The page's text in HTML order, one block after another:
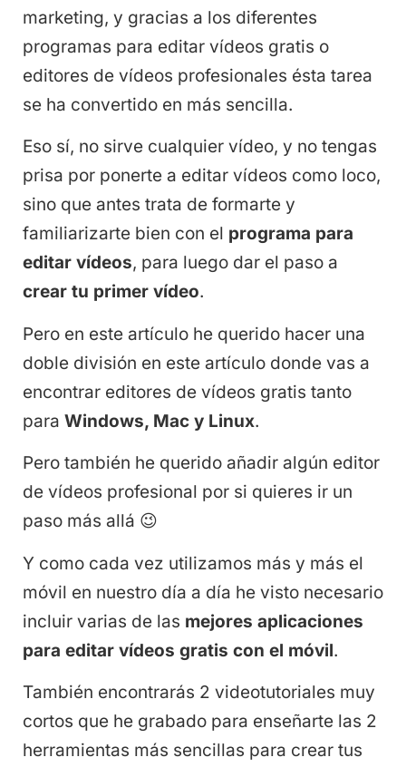
marketing, y gracias a los diferentes
programas para editar vídeos gratis o
editores de vídeos profesionales ésta tarea
se ha convertido en más sencilla.
Eso sí, no sirve cualquier vídeo, y no tengas
prisa por ponerte a editar vídeos como loco,
sino que antes trata de formarte y
familiarizarte bien con el programa para
editar vídeos, para luego dar el paso a
crear tu primer vídeo.
Pero en este artículo he querido hacer una
doble división en este artículo donde vas a
encontrar editores de vídeos gratis tanto
para Windows, Mac y Linux.
Pero también he querido añadir algún editor
de vídeos profesional por si quieres ir un
paso más allá 😉
Y como cada vez utilizamos más y más el
móvil en nuestro día a día he visto necesario
incluir varias de las mejores aplicaciones
para editar vídeos gratis con el móvil.
También encontrarás 2 videotutoriales muy
cortos que he grabado para enseñarte las 2
herramientas más sencillas para crear tus